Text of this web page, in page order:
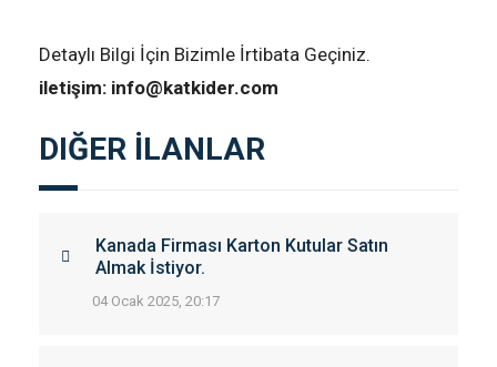
Detaylı Bilgi İçin Bizimle İrtibata Geçiniz.
iletişim: info@katkider.com
DIĞER İLANLAR
Kanada Firması Karton Kutular Satın
Almak İstiyor.
04 Ocak 2025, 20:17